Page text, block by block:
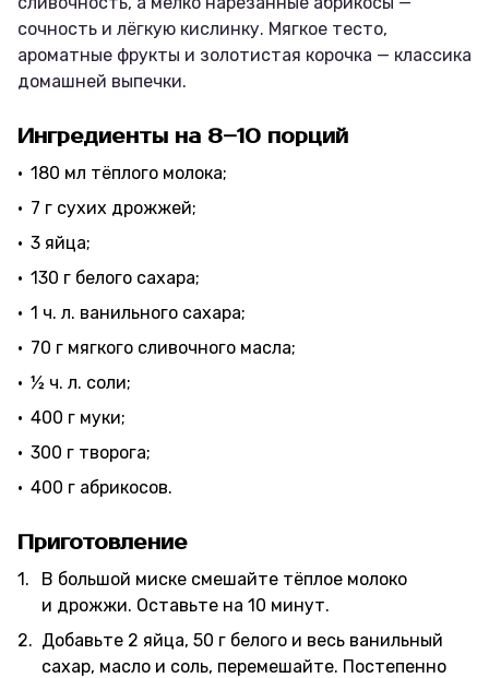
сочность и лёгкую кислинку. Мягкое тесто,
ароматные фрукты и золотистая корочка — классика
домашней выпечки.
Ингредиенты на 8–10 порций
180 мл тёплого молока;
7 г сухих дрожжей;
3 яйца;
130 г белого сахара;
1 ч. л. ванильного сахара;
70 г мягкого сливочного масла;
½ ч. л. соли;
400 г муки;
300 г творога;
400 г абрикосов.
Приготовление
В большой миске смешайте тёплое молоко
и дрожжи. Оставьте на 10 минут.
Добавьте 2 яйца, 50 г белого и весь ванильный
сахар, масло и соль, перемешайте. Постепенно